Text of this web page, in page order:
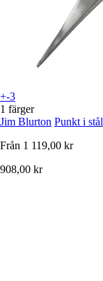
+-3
1 färger
Jim Blurton Punkt i stål
Från 1 119,00 kr
908,00 kr